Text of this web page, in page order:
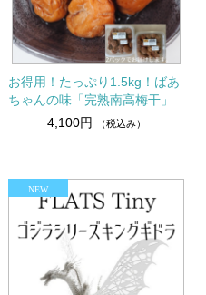
お得用！たっぷり1.5kg！ばあ
ちゃんの味「完熟南高梅干」
4,100円
（税込み）